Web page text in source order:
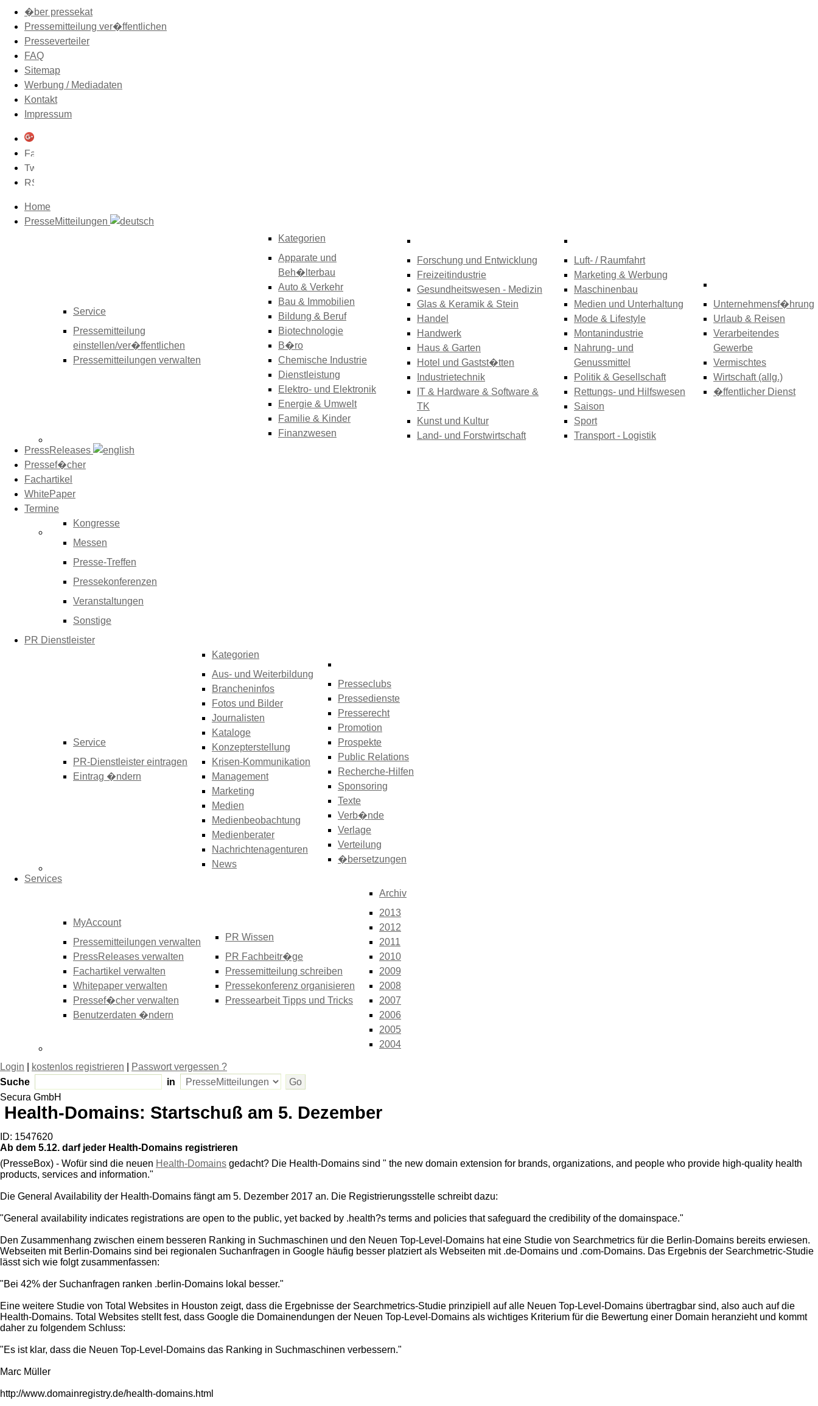
�ber pressekat
Pressemitteilung ver�ffentlichen
Presseverteiler
FAQ
Sitemap
Werbung / Mediadaten
Kontakt
Impressum
Home
PresseMitteilungen
Service
Pressemitteilung
einstellen/ver�ffentlichen
Pressemitteilungen verwalten
Kategorien
Apparate und
Beh�lterbau
Auto & Verkehr
Bau & Immobilien
Bildung & Beruf
Biotechnologie
B�ro
Chemische Industrie
Dienstleistung
Elektro- und Elektronik
Energie & Umwelt
Familie & Kinder
Finanzwesen
Forschung und Entwicklung
Freizeitindustrie
Gesundheitswesen - Medizin
Glas & Keramik & Stein
Handel
Handwerk
Haus & Garten
Hotel und Gastst�tten
Industrietechnik
IT & Hardware & Software &
TK
Kunst und Kultur
Land- und Forstwirtschaft
Luft- / Raumfahrt
Marketing & Werbung
Maschinenbau
Medien und Unterhaltung
Mode & Lifestyle
Montanindustrie
Nahrung- und
Genussmittel
Politik & Gesellschaft
Rettungs- und Hilfswesen
Saison
Sport
Transport - Logistik
Unternehmensf�hrung
Urlaub & Reisen
Verarbeitendes
Gewerbe
Vermischtes
Wirtschaft (allg.)
�ffentlicher Dienst
PressReleases
Pressef�cher
Fachartikel
WhitePaper
Termine
Kongresse
Messen
Presse-Treffen
Pressekonferenzen
Veranstaltungen
Sonstige
PR Dienstleister
Service
PR-Dienstleister eintragen
Eintrag �ndern
Kategorien
Aus- und Weiterbildung
Brancheninfos
Fotos und Bilder
Journalisten
Kataloge
Konzepterstellung
Krisen-Kommunikation
Management
Marketing
Medien
Medienbeobachtung
Medienberater
Nachrichtenagenturen
News
Presseclubs
Pressedienste
Presserecht
Promotion
Prospekte
Public Relations
Recherche-Hilfen
Sponsoring
Texte
Verb�nde
Verlage
Verteilung
�bersetzungen
Services
MyAccount
Pressemitteilungen verwalten
PressReleases verwalten
Fachartikel verwalten
Whitepaper verwalten
Pressef�cher verwalten
Benutzerdaten �ndern
PR Wissen
PR Fachbeitr�ge
Pressemitteilung schreiben
Pressekonferenz organisieren
Pressearbeit Tipps und Tricks
Archiv
2013
2012
2011
2010
2009
2008
2007
2006
2005
2004
Login kostenlos registrieren
Passwort vergessen ?
Suche
in
Secura GmbH
Health-Domains: Startschuß am 5. Dezember
ID: 1547620
Ab dem 5.12. darf jeder Health-Domains registrieren
(PresseBox) - Wofür sind die neuen Health-Domains gedacht? Die Health-Domains sind " the new domain extension for brands, organizations, and people who provide high-quality health
products, services and information."
Die General Availability der Health-Domains fängt am 5. Dezember 2017 an. Die Registrierungsstelle schreibt dazu:
"General availability indicates registrations are open to the public, yet backed by .health?s terms and policies that safeguard the credibility of the domainspace."
Den Zusammenhang zwischen einem besseren Ranking in Suchmaschinen und den Neuen Top-Level-Domains hat eine Studie von Searchmetrics für die Berlin-Domains bereits erwiesen.
Webseiten mit Berlin-Domains sind bei regionalen Suchanfragen in Google häufig besser platziert als Webseiten mit .de-Domains und .com-Domains. Das Ergebnis der Searchmetric-Studie
lässt sich wie folgt zusammenfassen:
"Bei 42% der Suchanfragen ranken .berlin-Domains lokal besser."
Eine weitere Studie von Total Websites in Houston zeigt, dass die Ergebnisse der Searchmetrics-Studie prinzipiell auf alle Neuen Top-Level-Domains übertragbar sind, also auch auf die
Health-Domains. Total Websites stellt fest, dass Google die Domainendungen der Neuen Top-Level-Domains als wichtiges Kriterium für die Bewertung einer Domain heranzieht und kommt
daher zu folgendem Schluss:
"Es ist klar, dass die Neuen Top-Level-Domains das Ranking in Suchmaschinen verbessern."
Marc Müller
http://www.domainregistry.de/health-domains.html